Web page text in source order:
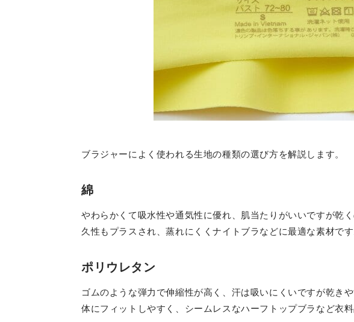
ブラジャーによく使われる生地の種類の選び方を解説します。
綿
やわらかくて吸水性や通気性に優れ、肌当たりがいいですが乾
久性もプラスされ、蒸れにくくナイトブラなどに最適な素材です
ポリウレタン
ゴムのような弾力で伸縮性が高く、汗は吸いにくいですが乾き
体にフィットしやすく、シームレスなハーフトップブラなど衣